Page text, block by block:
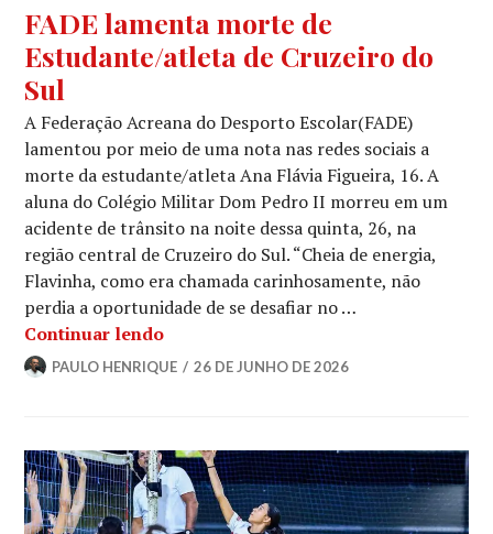
FADE lamenta morte de
Estudante/atleta de Cruzeiro do
Sul
A Federação Acreana do Desporto Escolar(FADE)
lamentou por meio de uma nota nas redes sociais a
morte da estudante/atleta Ana Flávia Figueira, 16. A
aluna do Colégio Militar Dom Pedro II morreu em um
acidente de trânsito na noite dessa quinta, 26, na
região central de Cruzeiro do Sul. “Cheia de energia,
Flavinha, como era chamada carinhosamente, não
perdia a oportunidade de se desafiar no …
Continuar lendo
PAULO HENRIQUE 26 DE JUNHO DE 2026